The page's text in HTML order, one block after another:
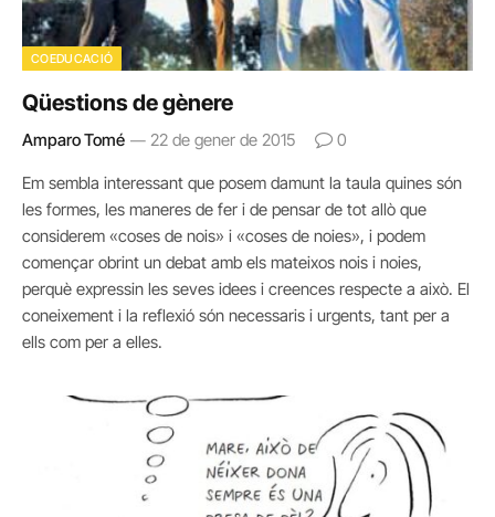
COEDUCACIÓ
Qüestions de gènere
Amparo Tomé 22 de gener de 2015 0
Em sembla interessant que posem damunt la taula quines són
les formes, les maneres de fer i de pensar de tot allò que
considerem «coses de nois» i «coses de noies», i podem
començar obrint un debat amb els mateixos nois i noies,
perquè expressin les seves idees i creences respecte a això. El
coneixement i la reflexió són necessaris i urgents, tant per a
ells com per a elles.